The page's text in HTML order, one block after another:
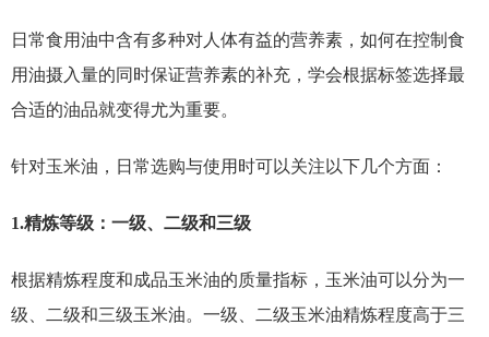
日常食用油中含有多种对人体有益的营养素，如何在控制食
用油摄入量的同时保证营养素的补充，学会根据标签选择最
合适的油品就变得尤为重要。
针对玉米油，日常选购与使用时可以关注以下几个方面：
1.精炼等级：一级、二级和三级
根据精炼程度和成品玉米油的质量指标，玉米油可以分为一
级、二级和三级玉米油。一级、二级玉米油精炼程度高于三